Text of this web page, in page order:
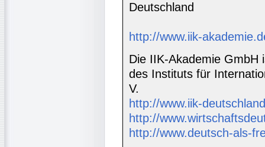
Deutschland
http://www.iik-
Die IIK-Akademie GmbH
des Instituts für
V.
http://www.iik-
http://
http://www.deutsch-als-